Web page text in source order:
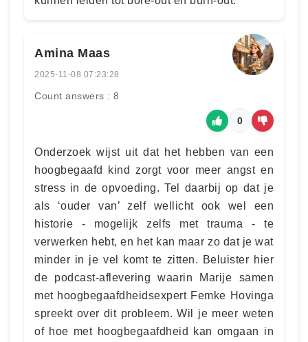
Amina Maas
2025-11-08 07:23:28
Count answers : 8
0
Onderzoek wijst uit dat het hebben van een
hoogbegaafd kind zorgt voor meer angst en
stress in de opvoeding. Tel daarbij op dat je
als ‘ouder van’ zelf wellicht ook wel een
historie - mogelijk zelfs met trauma - te
verwerken hebt, en het kan maar zo dat je wat
minder in je vel komt te zitten. Beluister hier
de podcast-aflevering waarin Marije samen
met hoogbegaafdheidsexpert Femke Hovinga
spreekt over dit probleem. Wil je meer weten
of hoe met hoogbegaafdheid kan omgaan in